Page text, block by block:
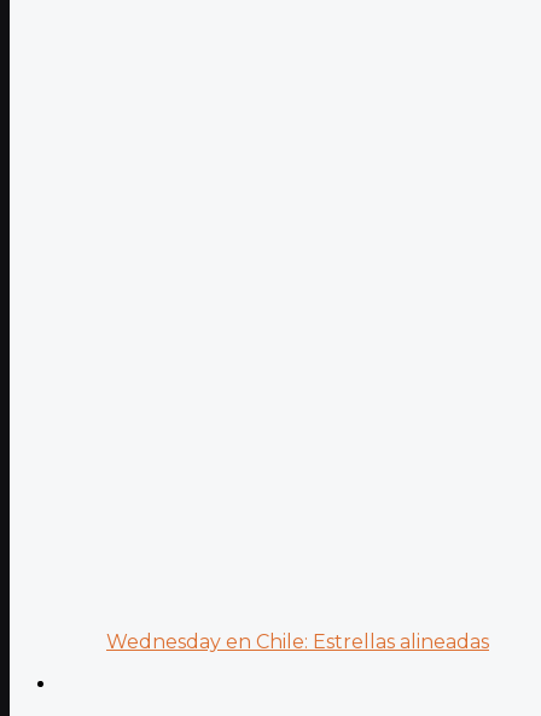
Wednesday en Chile: Estrellas alineadas